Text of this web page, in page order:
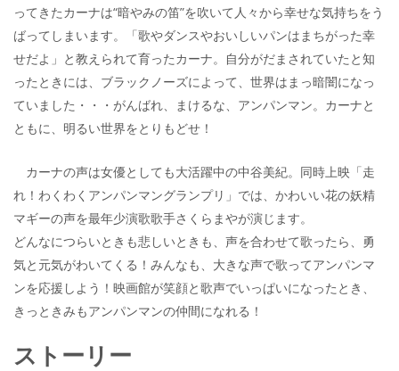
ってきたカーナは“暗やみの笛”を吹いて人々から幸せな気持ちをう
ばってしまいます。「歌やダンスやおいしいパンはまちがった幸
せだよ」と教えられて育ったカーナ。自分がだまされていたと知
ったときには、ブラックノーズによって、世界はまっ暗闇になっ
ていました・・・がんばれ、まけるな、アンパンマン。カーナと
ともに、明るい世界をとりもどせ！
カーナの声は女優としても大活躍中の中谷美紀。同時上映「走
れ！わくわくアンパンマングランプリ」では、かわいい花の妖精
マギーの声を最年少演歌歌手さくらまやが演じます。
どんなにつらいときも悲しいときも、声を合わせて歌ったら、勇
気と元気がわいてくる！みんなも、大きな声で歌ってアンパンマ
ンを応援しよう！映画館が笑顔と歌声でいっぱいになったとき、
きっときみもアンパンマンの仲間になれる！
ストーリー